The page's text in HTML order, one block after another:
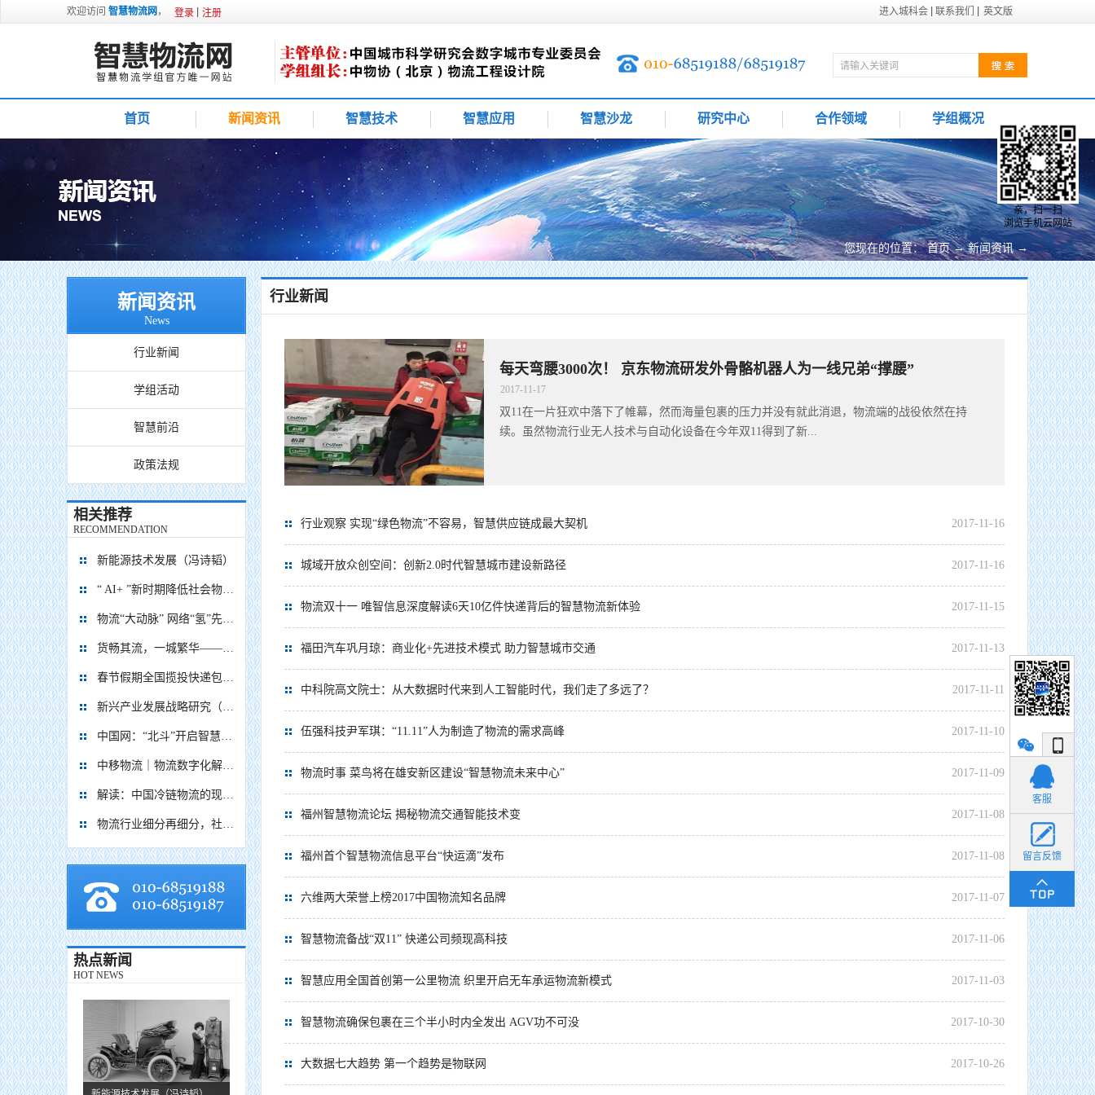
欢迎访问 智慧物流网 ， 登录 注册 进入城科会 联系我们 英文版
首页 新闻资讯 智慧技术 智慧应用 智慧沙龙 研究中心 合作领域 学组概况
新闻资讯
News
行业新闻
学组活动
智慧前沿
政策法规
相关推荐
RECOMMENDATION
新能源技术发展（冯诗韬）
“ AI+ ”新时期降低社会物流成本的思考
物流“大动脉” 网络“氢”先行 7个氢能高速场景落地京津冀
货畅其流，一城繁华——看烟台现代物流发展
春节假期全国揽投快递包裹量超7亿件
新兴产业发展战略研究（2035）
中国网：“北斗”开启智慧物流新篇章
中移物流｜物流数字化解决方案
解读：中国冷链物流的现在与未来
物流行业细分再细分，社区内“分钟级配送”服务隐现商机
热点新闻
HOT NEWS
您现在的位置： 首页 → 新闻资讯 →
行业新闻
每天弯腰3000次！ 京东物流研发外骨骼机器人为一线兄弟“撑腰”
双11在一片狂欢中落下了帷幕，然而海量包裹的压力并没有就此消退，物流端的战役依然在持
续。虽然物流行业无人技术与自动化设备在今年双11得到了新...
2017-11-17
行业观察 实现“绿色物流”不容易，智慧供应链成最大契机 2017-11-16
城域开放众创空间：创新2.0时代智慧城市建设新路径 2017-11-16
物流双十一 唯智信息深度解读6天10亿件快递背后的智慧物流新体验 2017-11-15
福田汽车巩月琼：商业化+先进技术模式 助力智慧城市交通 2017-11-13
中科院高文院士：从大数据时代来到人工智能时代，我们走了多远了？ 2017-11-11
伍强科技尹军琪：“11.11”人为制造了物流的需求高峰 2017-11-10
物流时事 菜鸟将在雄安新区建设“智慧物流未来中心” 2017-11-09
福州智慧物流论坛 揭秘物流交通智能技术变 2017-11-08
福州首个智慧物流信息平台“快运滴”发布 2017-11-08
六维两大荣誉上榜2017中国物流知名品牌 2017-11-07
智慧物流备战“双11” 快递公司频现高科技 2017-11-06
智慧应用全国首创第一公里物流 织里开启无车承运物流新模式 2017-11-03
智慧物流确保包裹在三个半小时内全发出 AGV功不可没 2017-10-30
大数据七大趋势 第一个趋势是物联网 2017-10-26
小丽
客服
留言反馈
亲，扫一扫
浏览手机云网站